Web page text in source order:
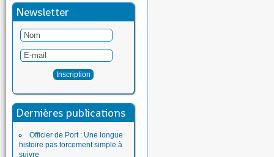
Newsletter
Dernières publications
Officier de Port : Une longue
histoire pas forcement simple à
suivre